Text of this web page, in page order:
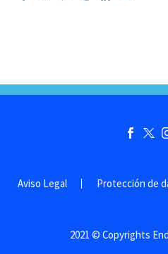
Aviso Legal Protección de
2021 © Copyrights